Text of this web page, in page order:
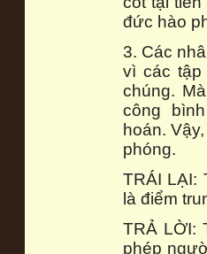
đức hào
3. Các
vì các tập
chúng.
công
hoán.
phóng.
TRÁI LẠI:
là điểm
TRẢ LỜI:
phép